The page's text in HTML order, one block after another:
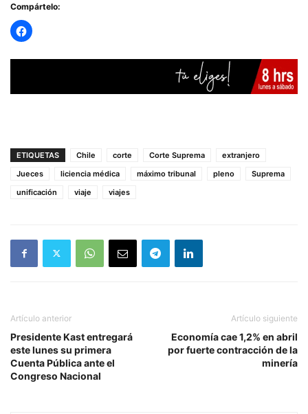
Compártelo:
ETIQUETAS Chile corte Corte Suprema
extranjero
Jueces
liciencia médica máximo tribunal pleno
Suprema
unificación
viaje viajes
Artículo anterior
Presidente Kast entregará
este lunes su primera
Cuenta Pública ante el
Congreso Nacional
Artículo siguiente
Economía cae 1,2% en abril
por fuerte contracción de la
minería